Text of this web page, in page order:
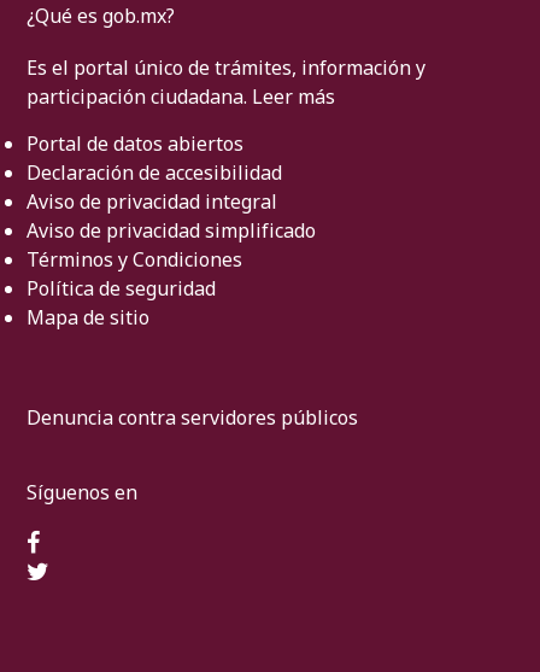
¿Qué es gob.mx?
Es el portal único de trámites, información y
participación ciudadana. Leer más
Portal de datos abiertos
Declaración de accesibilidad
Aviso de privacidad integral
Aviso de privacidad simplificado
Términos y Condiciones
Política de seguridad
Mapa de sitio
Denuncia contra servidores públicos
Síguenos en